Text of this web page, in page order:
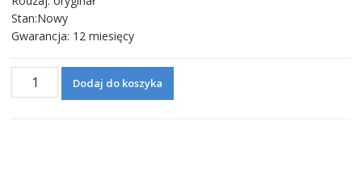
Stan:Nowy
Gwarancja: 12 miesięcy
Bateria
Dodaj do koszyka